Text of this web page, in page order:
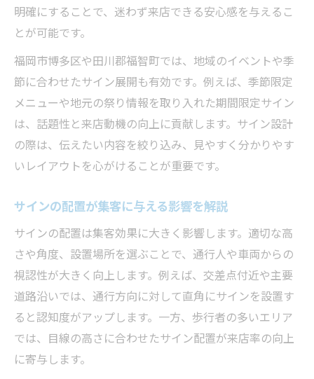
明確にすることで、迷わず来店できる安心感を与えるこ
とが可能です。
福岡市博多区や田川郡福智町では、地域のイベントや季
節に合わせたサイン展開も有効です。例えば、季節限定
メニューや地元の祭り情報を取り入れた期間限定サイン
は、話題性と来店動機の向上に貢献します。サイン設計
の際は、伝えたい内容を絞り込み、見やすく分かりやす
いレイアウトを心がけることが重要です。
サインの配置が集客に与える影響を解説
サインの配置は集客効果に大きく影響します。適切な高
さや角度、設置場所を選ぶことで、通行人や車両からの
視認性が大きく向上します。例えば、交差点付近や主要
道路沿いでは、通行方向に対して直角にサインを設置す
ると認知度がアップします。一方、歩行者の多いエリア
では、目線の高さに合わせたサイン配置が来店率の向上
に寄与します。